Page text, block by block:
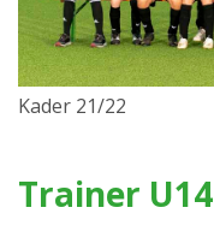
Kader 21/22
Trainer U14